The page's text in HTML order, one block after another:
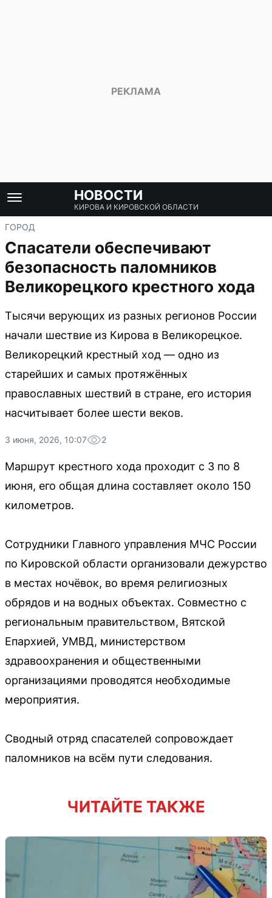
НОВОСТИ
КИРОВА И КИРОВСКОЙ ОБЛАСТИ
ГОРОД
Спасатели обеспечивают
безопасность паломников
Великорецкого крестного хода
Тысячи верующих из разных регионов России
начали шествие из Кирова в Великорецкое.
Великорецкий крестный ход — одно из
старейших и самых протяжённых
православных шествий в стране, его история
насчитывает более шести веков.
3 июня, 2026, 10:07 2
Маршрут крестного хода проходит с 3 по 8
июня, его общая длина составляет около 150
километров.
Сотрудники Главного управления МЧС России
по Кировской области организовали дежурство
в местах ночёвок, во время религиозных
обрядов и на водных объектах. Совместно с
региональным правительством, Вятской
Епархией, УМВД, министерством
здравоохранения и общественными
организациями проводятся необходимые
мероприятия.
Сводный отряд спасателей сопровождает
паломников на всём пути следования.
ЧИТАЙТЕ ТАКЖЕ